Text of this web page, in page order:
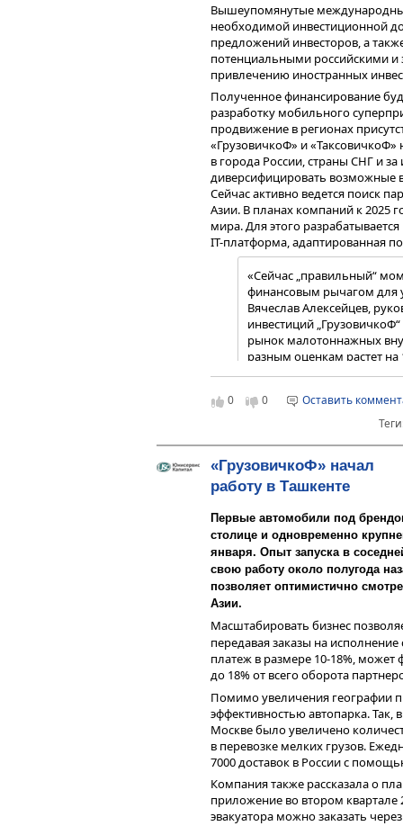
Вышеупомянутые
необходимой инвестиционной
предложений инвесторов, а
потенциальными российскими
привлечению иностранных
Полученное финансирование
разработку мобильного
продвижение в регионах
«ГрузовичкоФ» и
в города России, страны СНГ и
диверсифицировать возможные
Сейчас активно ведется поиск
Азии. В планах компаний к 2025
мира. Для этого
IT-платформа, адаптированная
«Сейчас „правильный“
финансовым рычагом для
Вячеслав Алексейцев,
инвестиций
рынок малотоннажных
разным оценкам растет
консолидирован и
Несмотря на то, что
рынке, мы видим, что
уровень компетенций в
очередь логистике
доставке и доставке еды,
транспорта. Мы видим
Региональный рынок такси на
экономики, а это возможность
году заключил договоры с 7
Нижнекамск, Азнакаево, Нурлат,
зарубежного направления
работы в столице Казахстана с
0 0
Оставить
«ГрузовичкоФ» начал
работу в Ташкенте
Первые автомобили под
столице и одновременно
января. Опыт запуска в
свою работу около полугода
позволяет оптимистично
Азии.
Масштабировать бизнес
передавая заказы на
платеж в размере 10-18%,
до 18% от всего оборота
Помимо увеличения географии
эффективностью автопарка. Так,
Москве было увеличено
в перевозке мелких грузов.
7000 доставок в России с
Компания также рассказала о
приложение во втором квартале
эвакуатора можно заказать